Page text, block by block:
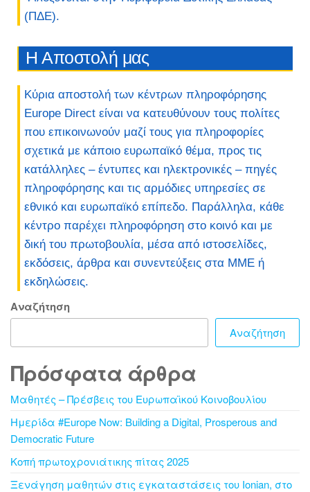
(ΠΔΕ).
Η Αποστολή μας
Κύρια αποστολή των κέντρων πληροφόρησης
Europe Direct είναι να κατευθύνουν τους πολίτες
που επικοινωνούν μαζί τους για πληροφορίες
σχετικά με κάποιο ευρωπαϊκό θέμα, προς τις
κατάλληλες – έντυπες και ηλεκτρονικές – πηγές
πληροφόρησης και τις αρμόδιες υπηρεσίες σε
εθνικό και ευρωπαϊκό επίπεδο. Παράλληλα, κάθε
κέντρο παρέχει πληροφόρηση στο κοινό και με
δική του πρωτοβουλία, μέσα από ιστοσελίδες,
εκδόσεις, άρθρα και συνεντεύξεις στα ΜΜΕ ή
εκδηλώσεις.
Αναζήτηση
Αναζήτηση
Πρόσφατα άρθρα
Μαθητές – Πρέσβεις του Ευρωπαϊκού Κοινοβουλίου
Ημερίδα #Europe Now: Building a Digital, Prosperous and
Democratic Future
Κοπή πρωτοχρονιάτικης πίτας 2025
Ξενάγηση μαθητών στις εγκαταστάσεις του Ionian, στο